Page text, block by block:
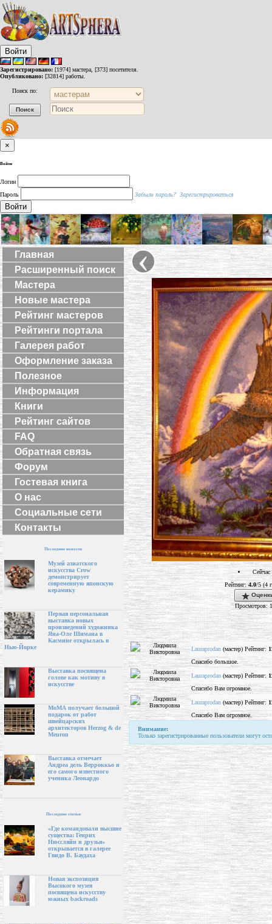
Войти
Зарегистрировано: [1974] мастера, [373] посетителя.
Опубликовано: [32814] работы.
Поиск по:
×
Войти
Логин
Пароль
Забыли пароль? Зарегистрироваться
Войти
Главная
Расширенный поиск
Мастера
Новые мастера
Рейтинг мастеров
Рейтинги портала
Галерея работ
Оформление заказа
Полезное
Информация
Книги
Рейтинг сайтов
FAQ
Обратная связь
Форум
Гостевая книга
О нас
Социальные сети
Контакты
Последние новости
Музей азиатского
искусства Crow
демонстрирует
современную японскую
керамику
Первая персональная
выставка новых
произведений художника
Яна-Оле Шимана в
Касмине открылась в
Нью-Йорке
Выставка посвящена
голове как мотиву в
искусстве
МоМА получает большой
подарок от работ
швейцарских
архитекторов Herzog & de
Meuron
Выставка отмечает
Андреа дель Верроккьо и
его самого известного
ученика Леонардо
Последние статьи
«Где командовали высшие
существа: Генрих
Нюссляйн и друзья»
открывается в галерее
Гвидо В. Баудаха
Новая экспозиция
Высокого музея
посвящена искусству
южных backroads
‹
Рейтинг:4.0/5 (4
Просмотров:
Lauraprodan (мастер) Рейтинг:
Спасибо большое.
Lauraprodan (мастер) Рейтинг:
Спасибо Вам огромное.
Lauraprodan (мастер) Рейтинг:
Спасибо Вам огромное.
Внимание:
Только зарегистрированные пользователи могут